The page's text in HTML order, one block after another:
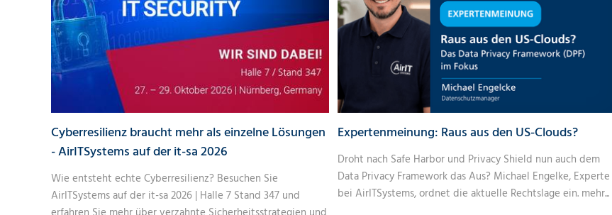
Cyberresilienz braucht mehr als einzelne Lösungen
- AirITSystems auf der it-sa 2026
Wie entsteht echte Cyberresilienz? Besuchen Sie
AirITSystems auf der it-sa 2026 | Halle 7 Stand 347 und
Expertenmeinung: Raus aus den US-Clouds?
Droht nach Safe Harbor und Privacy Shield nun auch dem
Data Privacy Framework das Aus? Michael Engelke, Experte
bei AirITSystems, ordnet die aktuelle Rechtslage ein. mehr...